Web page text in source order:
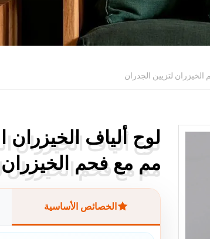
مم مع فحم الخيزران
مم مع فحم الخيزران
الخصائص الأساسية